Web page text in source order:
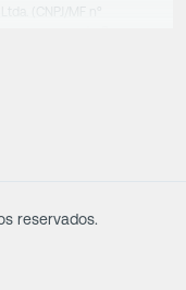
sendo que estes
reservados.